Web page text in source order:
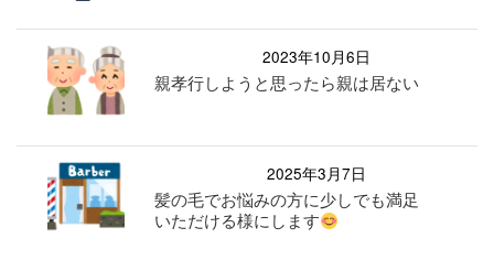
2023年10月6日
親孝行しようと思ったら親は居ない
2025年3月7日
髪の毛でお悩みの方に少しでも満足
いただける様にします